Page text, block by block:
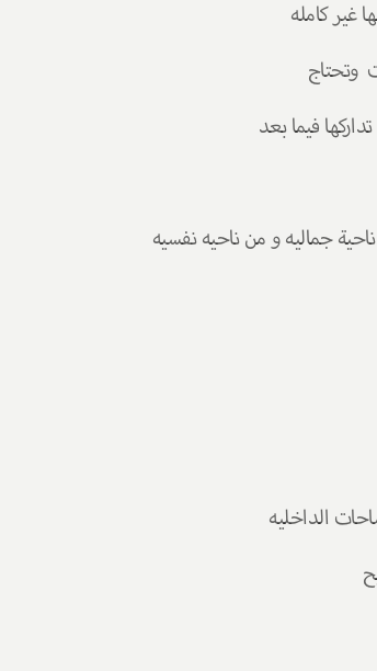
غير كامله
وتحتاج
فيما بعد
جماليه و من ناحيه نفسيه
الداخليه